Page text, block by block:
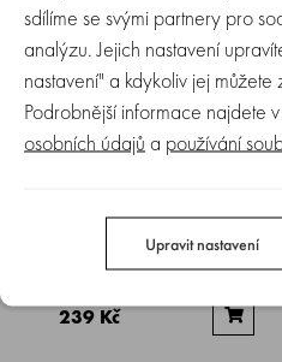
-20%
AKCE
0/6m - Almost Aqua + Whitecap
Skladem > 5 ks
239 Kč
sdílíme se svými partnery pro
analýzu. Jejich nastavení
nastavení" a kdykoliv jej
Podrobnější informace najdete
osobních údajů a používání
Upravit nastavení